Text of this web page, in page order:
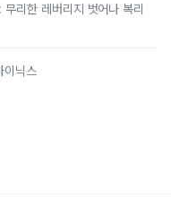
리한 레버리지 벗어나 복리
이닉스